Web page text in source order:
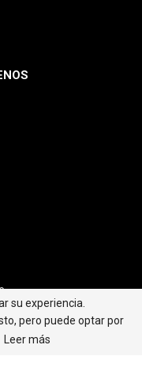
su experiencia.
pero puede optar por
Leer más